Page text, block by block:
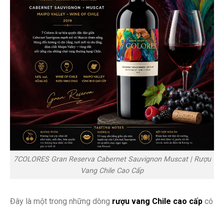
7COLORES Gran Reserva Cabernet Sauvignon Muscat | Rượu
Vang Chile Cao Cấp
Đây là một trong những dòng rượu vang Chile cao cấp có